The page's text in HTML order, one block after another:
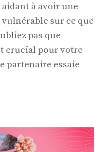
à avoir une
sur ce que
pas que
crucial pour votre
partenaire essaie